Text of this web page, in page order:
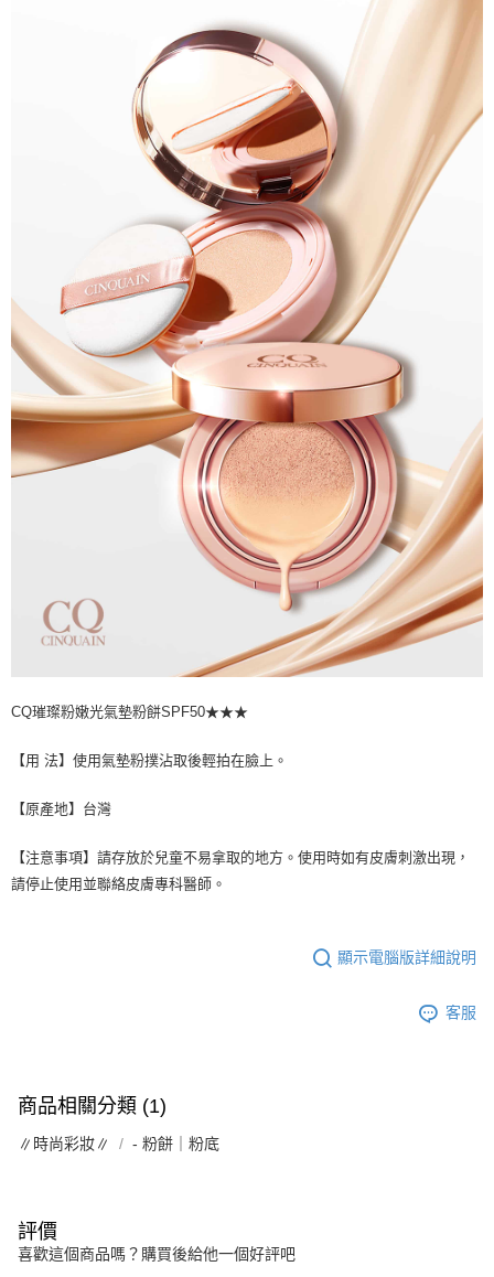
CQ璀璨粉嫩光氣墊粉餅SPF50★★★
【用 法】使用氣墊粉撲沾取後輕拍在臉上。
【原產地】台灣
【注意事項】請存放於兒童不易拿取的地方。使用時如有皮膚刺激出現，
請停止使用並聯絡皮膚專科醫師。
顯示電腦版詳細說明
客服
商品相關分類 (1)
∥時尚彩妝∥ - 粉餅｜粉底
評價
喜歡這個商品嗎？購買後給他一個好評吧